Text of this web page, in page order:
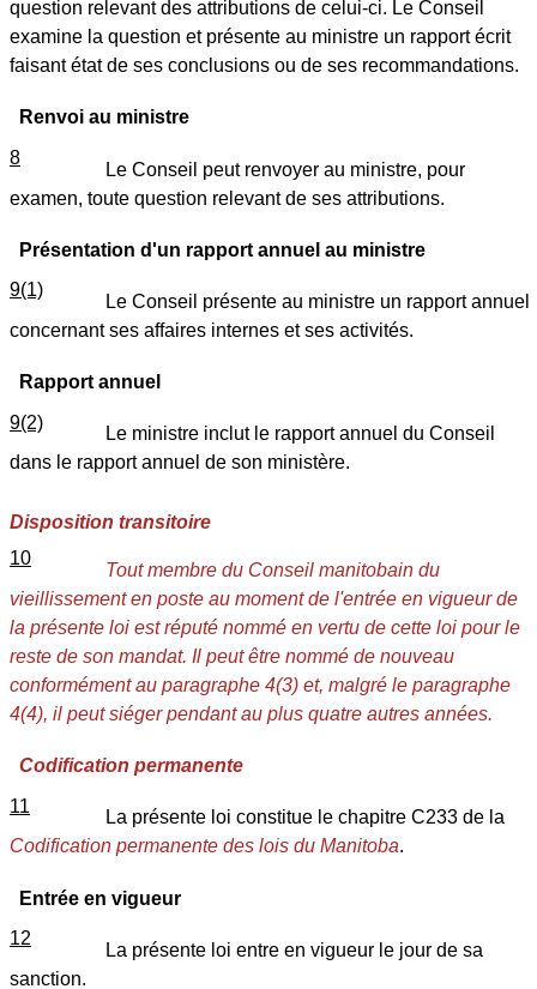
question relevant des attributions de celui-ci. Le Conseil
examine la question et présente au ministre un rapport écrit
faisant état de ses conclusions ou de ses recommandations.
Renvoi au ministre
8
Le Conseil peut renvoyer au ministre, pour
examen, toute question relevant de ses attributions.
Présentation d'un rapport annuel au ministre
9(1)
Le Conseil présente au ministre un rapport annuel
concernant ses affaires internes et ses activités.
Rapport annuel
9(2)
Le ministre inclut le rapport annuel du Conseil
dans le rapport annuel de son ministère.
Disposition transitoire
10
Tout membre du Conseil manitobain du
vieillissement en poste au moment de l'entrée en vigueur de
la présente loi est réputé nommé en vertu de cette loi pour le
reste de son mandat. Il peut être nommé de nouveau
conformément au paragraphe 4(3) et, malgré le paragraphe
4(4), il peut siéger pendant au plus quatre autres années.
Codification permanente
11
La présente loi constitue le chapitre C233 de la
Codification permanente des lois du Manitoba.
Entrée en vigueur
12
La présente loi entre en vigueur le jour de sa
sanction.